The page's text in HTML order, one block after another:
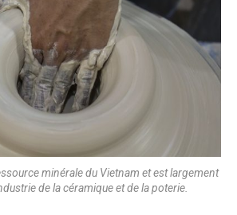
minérale du Vietnam et est largement
de la céramique et de la poterie.